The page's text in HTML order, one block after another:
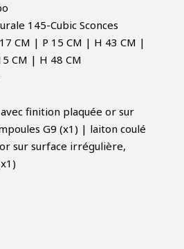
×
:
145-Cubic Sconces
CM | P 15 CM | H 43 CM |
CM | H 48 CM
finition plaquée or sur
G9 (x1) | laiton coulé
sur surface irrégulière,